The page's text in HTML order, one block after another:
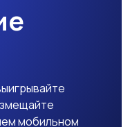
мобильном